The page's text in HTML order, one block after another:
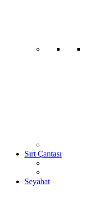
Sırt Çantası
Seyahat